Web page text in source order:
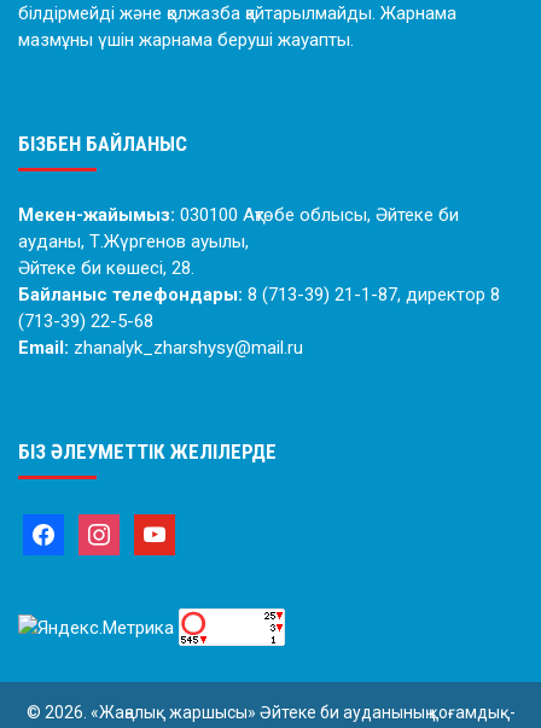
білдірмейді және қолжазба қайтарылмайды. Жарнама
мазмұны үшін жарнама беруші жауапты.
БІЗБЕН БАЙЛАНЫС
Мекен-жайымыз: 030100 Ақтөбе облысы, Әйтеке би
ауданы, Т.Жүргенов ауылы,
Әйтеке би көшесі, 28.
Байланыс телефондары: 8 (713-39) 21-1-87, директор 8
(713-39) 22-5-68
Email: zhanalyk_zharshysy@mail.ru
БІЗ ӘЛЕУМЕТТІК ЖЕЛІЛЕРДЕ
© 2026. «Жаңалық жаршысы» Әйтеке би ауданының қоғамдық-